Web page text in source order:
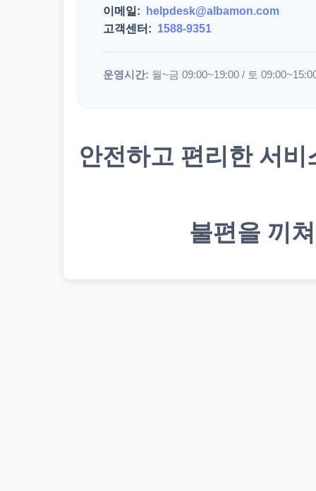
이메일:
helpdesk@albamon.com
고객센터: 1588-9351
운영시간: 월~금 09:00~19:00 / 토
안전하고 편리한 서
불편을 끼